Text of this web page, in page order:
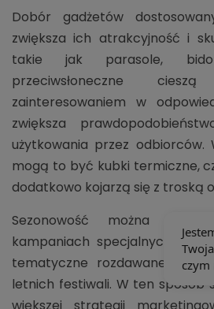
Dobór gadżetów
zwiększa ich atrakcyjność i
takie jak parasole,
przeciwsłoneczne
zainteresowaniem w
zwiększa
użytkowania przez odbiorców.
mogą to być kubki termiczne,
dodatkowo kojarzą się z troską
Sezonowość można
kampaniach specjalnych,
tematyczne rozdawane na
letnich festiwali. W ten sposób